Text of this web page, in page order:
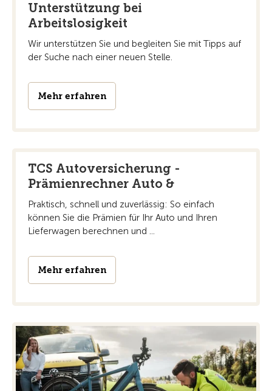
Unterstützung bei
Arbeitslosigkeit
Wir unterstützen Sie und begleiten Sie mit Tipps auf
der Suche nach einer neuen Stelle.
Mehr erfahren
TCS Autoversicherung -
Prämienrechner Auto &
Praktisch, schnell und zuverlässig: So einfach
können Sie die Prämien für Ihr Auto und Ihren
Lieferwagen berechnen und ...
Mehr erfahren